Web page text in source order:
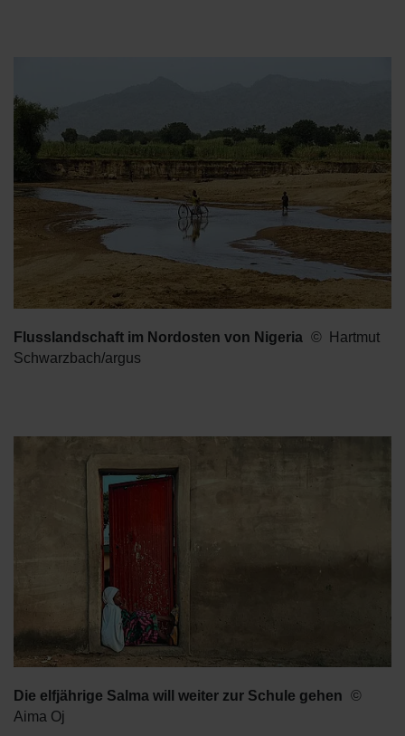
Flusslandschaft im Nordosten von Nigeria
Hartmut
Schwarzbach/argus
Die elfjährige Salma will weiter zur Schule gehen
Aima Oj